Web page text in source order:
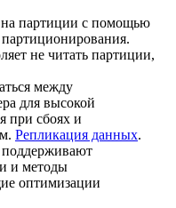
партиции с помощью
не читать партиции,
между
для высокой
при сбоях и
Репликация данных.
поддерживают
и методы
оптимизации